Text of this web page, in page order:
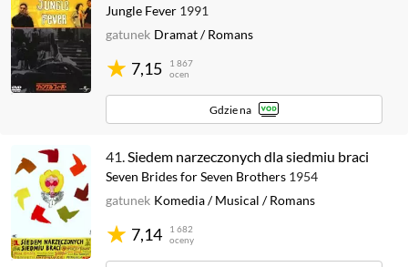
Jungle Fever 1991
7,15
1 867
ocen
gatunek Dramat/Romans
Gdzie na
41.Siedem narzeczonych dla siedmiu braci
Seven Brides for Seven Brothers 1954
7,14
1 682
oceny
gatunek Komedia/Musical /Romans